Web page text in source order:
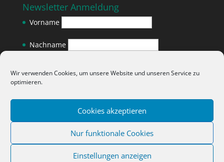
Wir verwenden Cookies, um unsere Website und unseren Service zu
optimieren.
Cookies akzeptieren
Nur funktionale Cookies
Einstellungen anzeigen
Newsletter Anmeldung
Vorname
Nachname